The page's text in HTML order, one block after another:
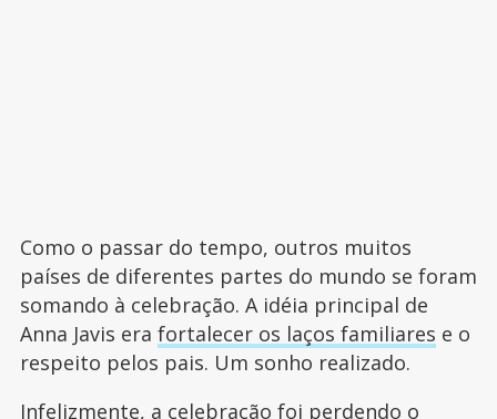
Como o passar do tempo, outros muitos
países de diferentes partes do mundo se foram
somando à celebração. A idéia principal de
Anna Javis era fortalecer os laços familiares e o
respeito pelos pais. Um sonho realizado.
Infelizmente, a celebração foi perdendo o